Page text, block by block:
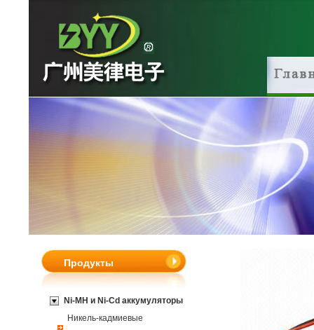
Продукты
Ni-MH и Ni-Cd аккумуляторы
Никель-кадмиевые